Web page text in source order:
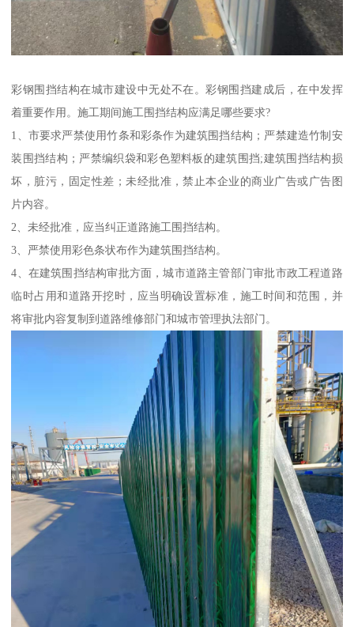
彩钢围挡结构在城市建设中无处不在。彩钢围挡建成后，在中发挥
着重要作用。施工期间施工围挡结构应满足哪些要求?
1、市要求严禁使用竹条和彩条作为建筑围挡结构；严禁建造竹制安
装围挡结构；严禁编织袋和彩色塑料板的建筑围挡;建筑围挡结构损
坏，脏污，固定性差；未经批准，禁止本企业的商业广告或广告图
片内容。
2、未经批准，应当纠正道路施工围挡结构。
3、严禁使用彩色条状布作为建筑围挡结构。
4、在建筑围挡结构审批方面，城市道路主管部门审批市政工程道路
临时占用和道路开挖时，应当明确设置标准，施工时间和范围，并
将审批内容复制到道路维修部门和城市管理执法部门。